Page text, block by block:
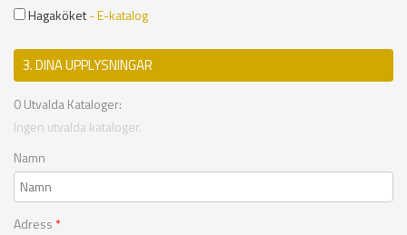
Hagaköket- E-katalog
3. DINA UPPLYSNINGAR
0Utvalda Kataloger:
Ingen utvalda kataloger.
Namn
Adress *